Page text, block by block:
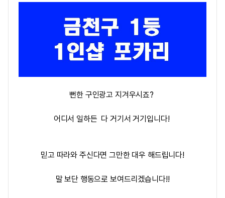
뻔한 구인광고 지겨우시죠?
어디서 일하든 다 거기서 거기입니다!
믿고 따라와 주신다면 그만한 대우 해드립니다!
말 보단 행동으로 보여드리겠습니다!!